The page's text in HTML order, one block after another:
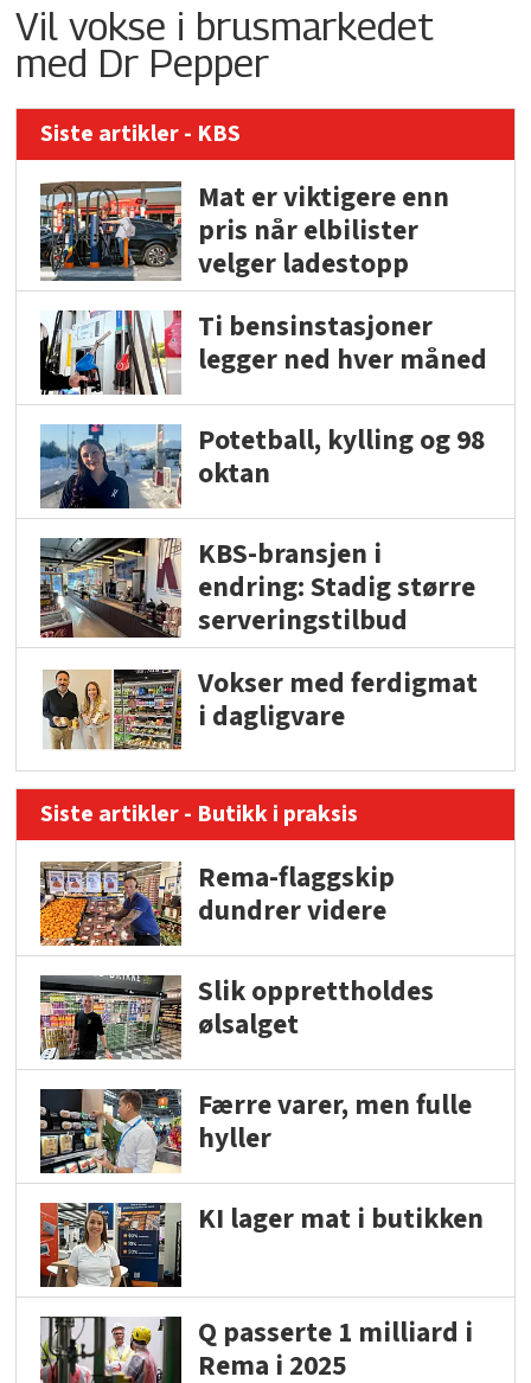
Vil vokse i brusmarkedet
med Dr Pepper
Siste artikler - KBS
Mat er viktigere enn
pris når elbilister
velger ladestopp
Ti bensinstasjoner
legger ned hver måned
Potetball, kylling og 98
oktan
KBS-bransjen i
endring: Stadig større
serveringstilbud
Vokser med ferdigmat
i dagligvare
Siste artikler - Butikk i praksis
Rema-flaggskip
dundrer videre
Slik opprettholdes
ølsalget
Færre varer, men fulle
hyller
KI lager mat i butikken
Q passerte 1 milliard i
Rema i 2025